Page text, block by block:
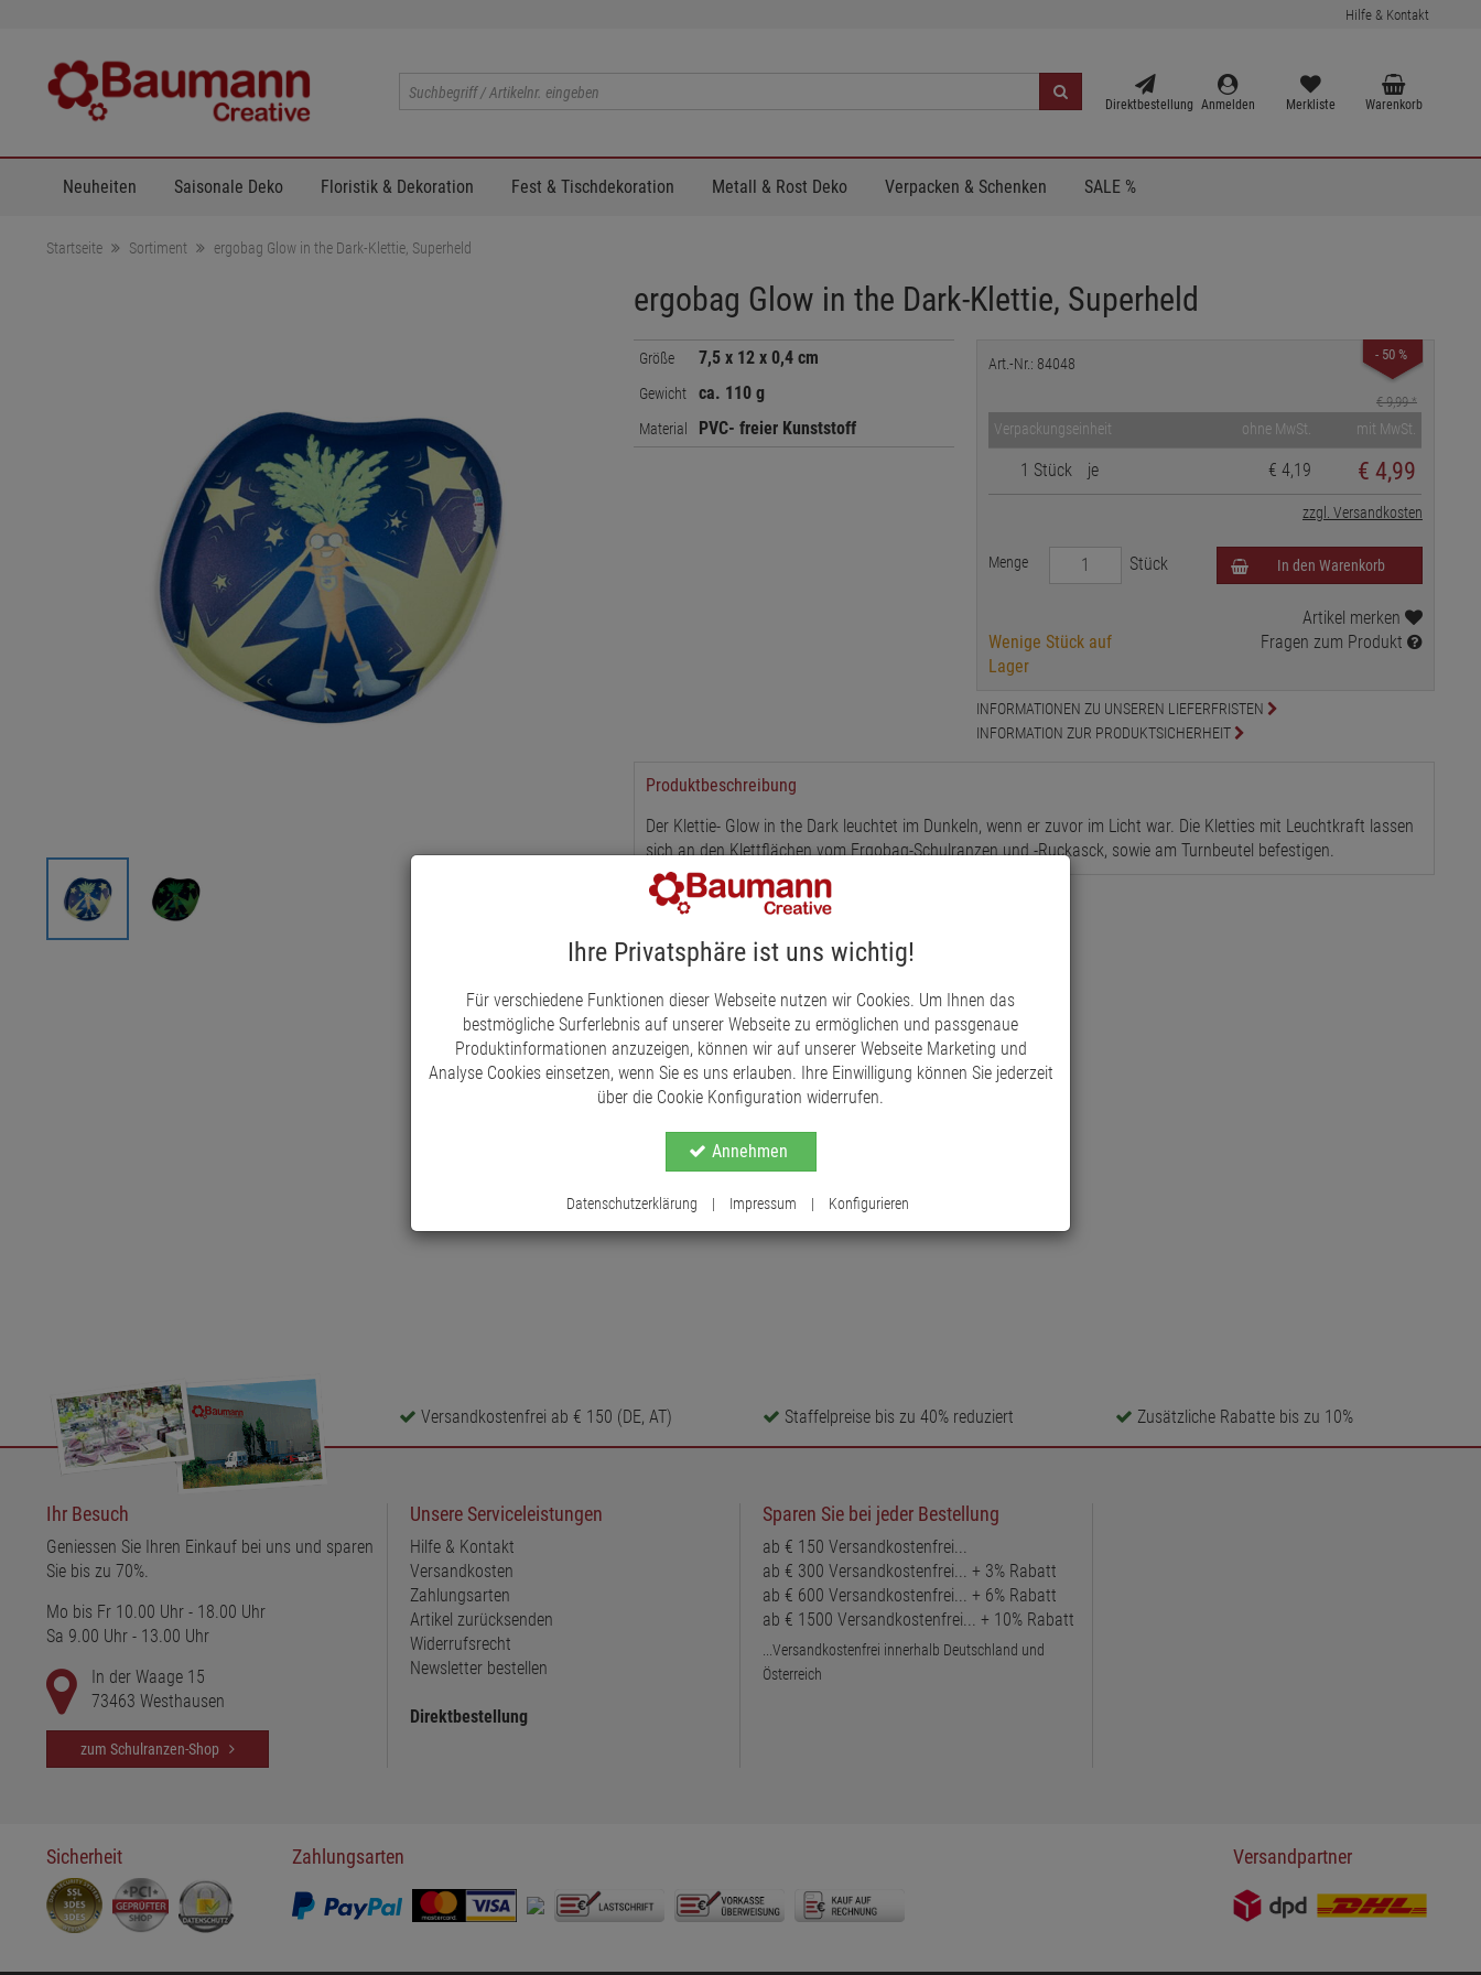
Hilfe & Kontakt
Direktbestellung Anmelden Merkliste Warenkorb
Neuheiten Saisonale Deko Floristik & Dekoration Fest & Tischdekoration Metall & Rost Deko Verpacken & Schenken SALE %
Startseite Sortiment ergobag Glow in the Dark-Klettie, Superheld
ergobag Glow in the Dark-Klettie, Superheld
Größe 7,5 x 12 x 0,4 cm
Gewicht ca. 110 g
Material PVC- freier Kunststoff
- 50 %
Art.-Nr.: 84048
€ 9,99*
Verpackungseinheit ohne MwSt. mit MwSt.
1 Stück je € 4,19 € 4,99
zzgl. Versandkosten
Menge Stück In den Warenkorb
Wenige Stück auf
Lager
Artikel merken
Fragen zum Produkt
INFORMATIONEN ZU UNSEREN LIEFERFRISTEN
INFORMATION ZUR PRODUKTSICHERHEIT
Produktbeschreibung
Der Klettie- Glow in the Dark leuchtet im Dunkeln, wenn er zuvor im Licht war. Die Kletties mit Leuchtkraft lassen
sich an den Klettflächen vom Ergobag-Schulranzen und -Ruckasck, sowie am Turnbeutel befestigen.
Versandkostenfrei ab € 150 (DE, AT) Staffelpreise bis zu 40% reduziert Zusätzliche Rabatte bis zu 10%
Ihr Besuch
Geniessen Sie Ihren Einkauf bei uns und sparen
Sie bis zu 70%.
Mo bis Fr 10.00 Uhr - 18.00 Uhr
Sa 9.00 Uhr - 13.00 Uhr
In der Waage 15
73463 Westhausen
zum Schulranzen-Shop
Unsere Serviceleistungen
Hilfe & Kontakt
Versandkosten
Zahlungsarten
Artikel zurücksenden
Widerrufsrecht
Newsletter bestellen
Direktbestellung
Sparen Sie bei jeder Bestellung
ab € 150 Versandkostenfrei...
ab € 300 Versandkostenfrei... + 3% Rabatt
ab € 600 Versandkostenfrei... + 6% Rabatt
ab € 1500 Versandkostenfrei... + 10% Rabatt
...Versandkostenfrei innerhalb Deutschland und
Österreich
Sicherheit Zahlungsarten Versandpartner
Ihre Privatsphäre ist uns wichtig!
Für verschiedene Funktionen dieser Webseite nutzen wir Cookies. Um Ihnen das
bestmögliche Surferlebnis auf unserer Webseite zu ermöglichen und passgenaue
Produktinformationen anzuzeigen, können wir auf unserer Webseite Marketing und
Analyse Cookies einsetzen, wenn Sie es uns erlauben. Ihre Einwilligung können Sie jederzeit
über die Cookie Konfiguration widerrufen.
Annehmen
Datenschutzerklärung | Impressum | Konfigurieren